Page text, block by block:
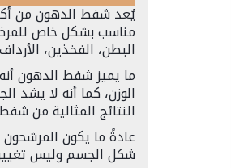
يُعد شفط الدهون من
مناسب بشكل خاص
البطن، الفخذين،
ما يميز شفط الدهون
الوزن، كما أنه لا
النتائج المثالية من
عادةً ما يكون
شكل الجسم وليس